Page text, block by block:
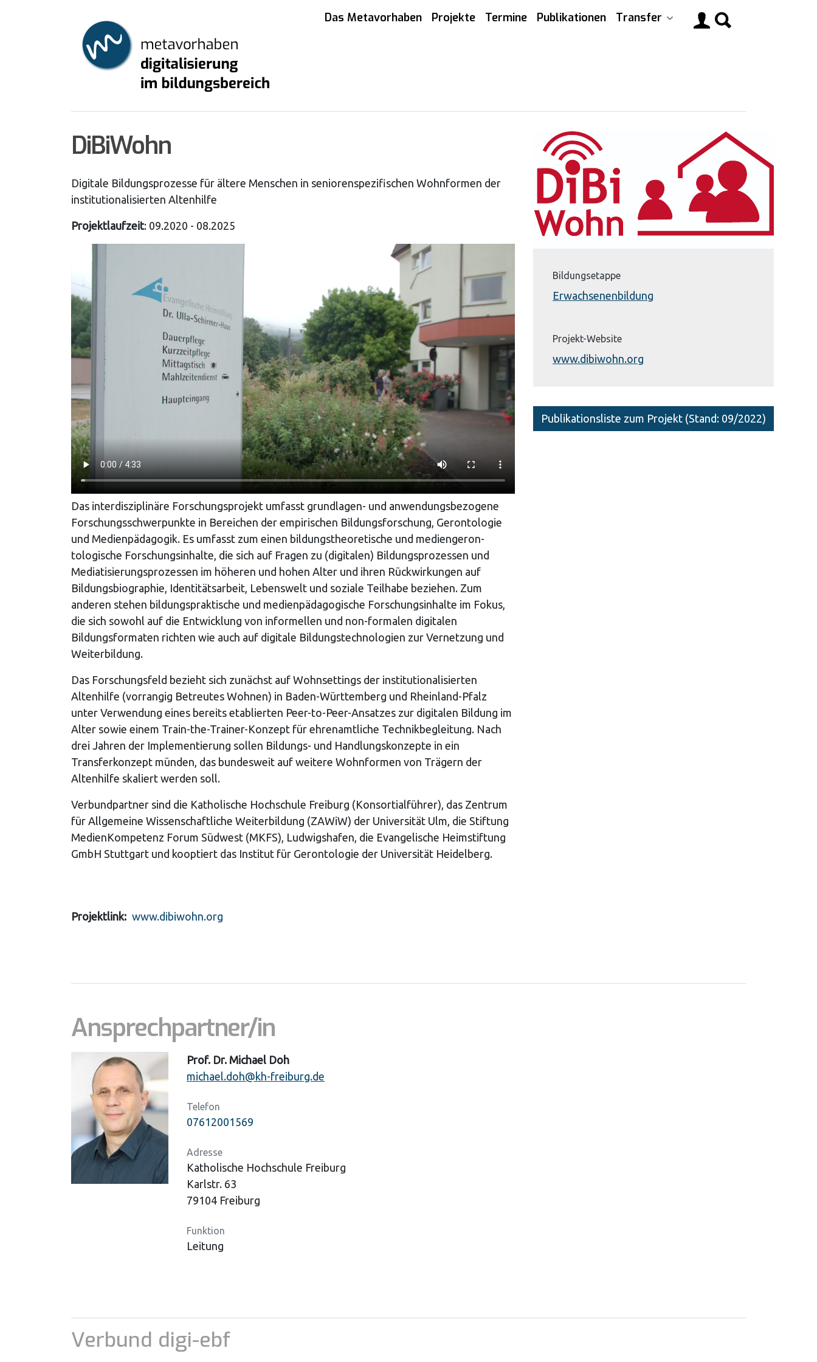
Das Metavorhaben Projekte Termine Publikationen Transfer
DiBiWohn
Digitale Bildungsprozesse für ältere Menschen in seniorenspezifischen Wohnformen der
institutionalisierten Altenhilfe
Projektlaufzeit: 09.2020 - 08.2025
Das interdisziplinäre Forschungsprojekt umfasst grundlagen- und anwendungsbezogene
Forschungsschwerpunkte in Bereichen der empirischen Bildungsforschung, Gerontologie
und Medienpädagogik. Es umfasst zum einen bildungstheoretische und mediengeron-
tologische Forschungsinhalte, die sich auf Fragen zu (digitalen) Bildungsprozessen und
Mediatisierungsprozessen im höheren und hohen Alter und ihren Rückwirkungen auf
Bildungsbiographie, Identitätsarbeit, Lebenswelt und soziale Teilhabe beziehen. Zum
anderen stehen bildungspraktische und medienpädagogische Forschungsinhalte im Fokus,
die sich sowohl auf die Entwicklung von informellen und non-formalen digitalen
Bildungsformaten richten wie auch auf digitale Bildungstechnologien zur Vernetzung und
Weiterbildung.
Das Forschungsfeld bezieht sich zunächst auf Wohnsettings der institutionalisierten
Altenhilfe (vorrangig Betreutes Wohnen) in Baden-Württemberg und Rheinland-Pfalz
unter Verwendung eines bereits etablierten Peer-to-Peer-Ansatzes zur digitalen Bildung im
Alter sowie einem Train-the-Trainer-Konzept für ehrenamtliche Technikbegleitung. Nach
drei Jahren der Implementierung sollen Bildungs- und Handlungskonzepte in ein
Transferkonzept münden, das bundesweit auf weitere Wohnformen von Trägern der
Altenhilfe skaliert werden soll.
Verbundpartner sind die Katholische Hochschule Freiburg (Konsortialführer), das Zentrum
für Allgemeine Wissenschaftliche Weiterbildung (ZAWiW) der Universität Ulm, die Stiftung
MedienKompetenz Forum Südwest (MKFS), Ludwigshafen, die Evangelische Heimstiftung
GmbH Stuttgart und kooptiert das Institut für Gerontologie der Universität Heidelberg.
Projektlink www.dibiwohn.org
Bildungsetappe
Erwachsenenbildung
Projekt-Website
www.dibiwohn.org
Publikationsliste zum Projekt (Stand: 09/2022)
Ansprechpartner/in
Prof. Dr. Michael Doh
michael.doh@kh-freiburg.de
Telefon
07612001569
Adresse
Katholische Hochschule Freiburg
Karlstr. 63
79104 Freiburg
Funktion
Leitung
Verbund digi-ebf